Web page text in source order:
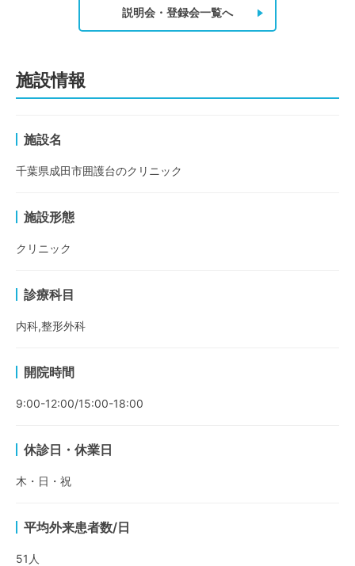
説明会・登録会一覧へ
施設情報
施設名
千葉県成田市囲護台のクリニック
施設形態
クリニック
診療科目
内科,整形外科
開院時間
9:00-12:00/15:00-18:00
休診日・休業日
木・日・祝
平均外来患者数/日
51 人